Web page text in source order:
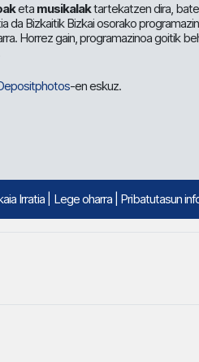
eta musikalaktartekatzen dira,
da Bizkaitik Bizkai osorako
Horrez gain, programazinoa goitik
-en eskuz.
Irratia Lege oharra Pribatutasun